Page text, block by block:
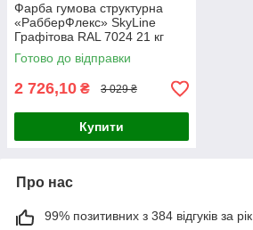
Фарба гумова структурна
«РабберФлекс» SkyLine
Графітова RAL 7024 21 кг
Готово до відправки
2 726,10 ₴ 3 029 ₴
Купити
Про нас
99% позитивних з 384 відгуків за рік